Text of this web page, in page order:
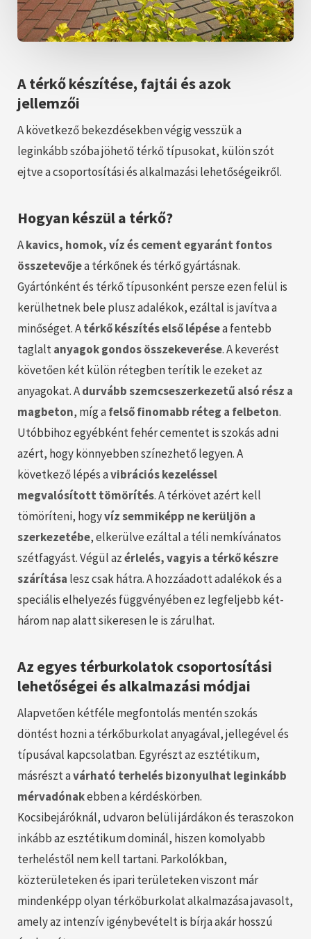
A térkő készítése, fajtái és azok
jellemzői
A következő bekezdésekben végig vesszük a
leginkább szóba jöhető térkő típusokat, külön szót
ejtve a csoportosítási és alkalmazási lehetőségeikről.
Hogyan készül a térkő?
Akavics, homok, víz és cement egyaránt fontos
összetevőjea térkőnek és térkő gyártásnak.
Gyártónként és térkő típusonként persze ezen felül is
kerülhetnek bele plusz adalékok, ezáltal is javítva a
minőséget. Atérkő készítés első lépésea fentebb
taglaltanyagok gondos összekeverése. A keverést
követően két külön rétegben terítik le ezeket az
anyagokat. Adurvább szemcseszerkezetű alsó rész a
magbeton, míg afelső finomabb réteg a felbeton.
Utóbbihoz egyébként fehér cementet is szokás adni
azért, hogy könnyebben színezhető legyen. A
következő lépés avibrációs kezeléssel
megvalósított tömörítés. A térkövet azért kell
tömöríteni, hogyvíz semmiképp ne kerüljön a
szerkezetébe, elkerülve ezáltal a téli nemkívánatos
szétfagyást. Végül azérlelés, vagyis a térkő készre
szárítása lesz csak hátra. A hozzáadott adalékok és a
speciális elhelyezés függvényében ez legfeljebb két-
három nap alatt sikeresen le is zárulhat.
Az egyes térburkolatok csoportosítási
lehetőségei és alkalmazási módjai
Alapvetően kétféle megfontolás mentén szokás
döntést hozni a térkőburkolat anyagával, jellegével és
típusával kapcsolatban. Egyrészt az esztétikum,
másrészt avárható terhelés bizonyulhat leginkább
mérvadónakebben a kérdéskörben.
Kocsibejáróknál, udvaron belüli járdákon és teraszokon
inkább az esztétikum dominál, hiszen komolyabb
terheléstől nem kell tartani. Parkolókban,
közterületeken és ipari területeken viszont már
mindenképp olyan térkőburkolat alkalmazása javasolt,
amely az intenzív igénybevételt is bírja akár hosszú